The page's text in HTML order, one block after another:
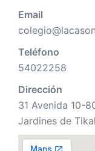
Email
Teléfono
54022258
Dirección
31 Avenida 10-
Jardines de